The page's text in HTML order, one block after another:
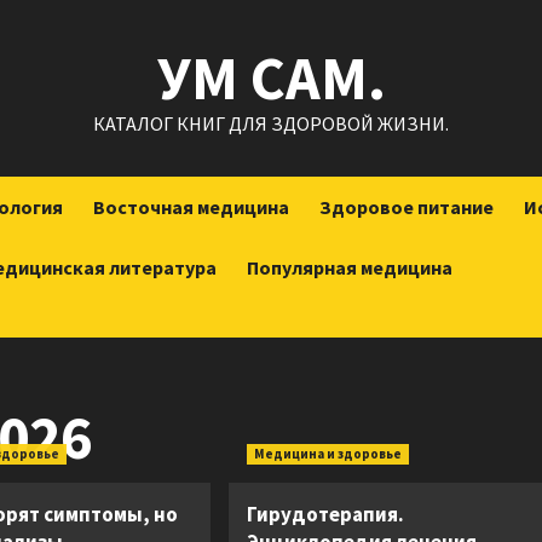
УМ САМ.
КАТАЛОГ КНИГ ДЛЯ ЗДОРОВОЙ ЖИЗНИ.
Восточная медицина Здоровое питание
литература Популярная медицина
симптомы, но
Медицина и здоровье
Гирудотерапия.